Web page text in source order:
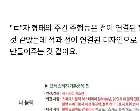
"ㄷ"자 형태의 주간 주행등은 점이 연결된
것 같았는데 점과 선이 연결된 디자인으로
만들어주는 것 같아요.